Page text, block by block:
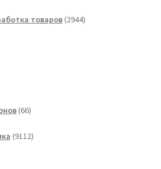
товаров 29442944
6666
91129112